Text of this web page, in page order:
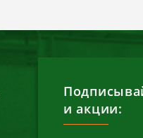
и акции: